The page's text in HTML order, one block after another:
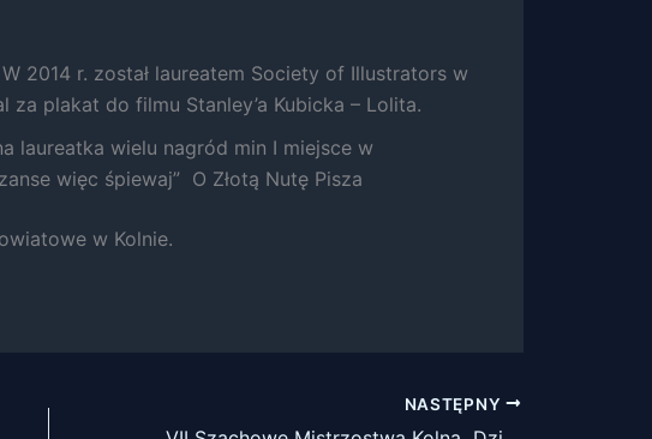
2014 r. został laureatem Society of Illustrators w
za plakat do filmu Stanley’a Kubicka – Lolita.
laureatka wielu nagród min I miejsce w
więc śpiewaj” O Złotą Nutę Pisza
w Kolnie.
NASTĘPNY